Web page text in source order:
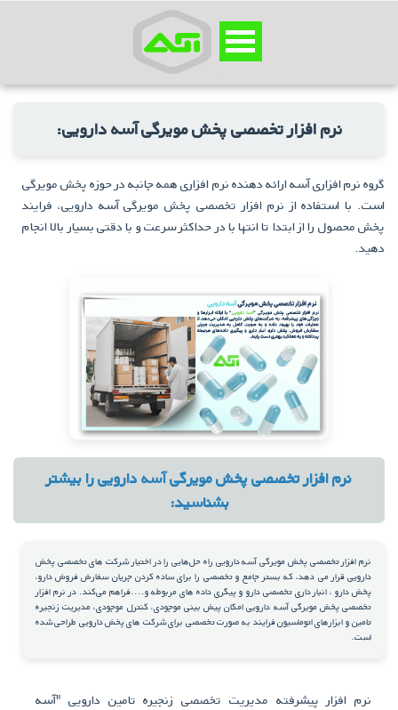
نرم افزار تخصصی پخش مویرگی آسه دارویی:
گروه نرم افزاری آسه ارائه دهنده نرم افزاری همه جانبه در حوزه پخش مویرگی
است. با استفاده از نرم افزار تخصصی پخش مویرگی آسه دارویی، فرایند
پخش محصول را از ابتدا تا انتها با در حداکثر سرعت و با دقتی بسیار بالا انجام
دهید.
نرم افزار تخصصی پخش مویرگی آسه دارویی را بیشتر
بشناسید:
نرم افزار تخصصی پخش مویرگی آسه دارویی راه حل‌هایی را در اختیار شرکت های تخصصی پخش
دارویی قرار می دهد، که بستر جامع و تخصصی را برای ساده کردن جریان سفارش فروش دارو،
پخش دارو ، انبار داری تخصصی دارو و پیگری داده های مربوطه و....فراهم می‌کند. در نرم افزار
تخصصی پخش مویرگی آسه دارویی امکان پیش بینی موجودی، کنترل موجودی، مدیریت زنجیره
تامین و ابزارهای اتوماسیون فرایند به صورت تخصصی برای شرکت های پخش دارویی طراحی شده
است.
نرم افزار پیشرفته مدیریت تخصصی زنجیره تامین دارویی "آسه